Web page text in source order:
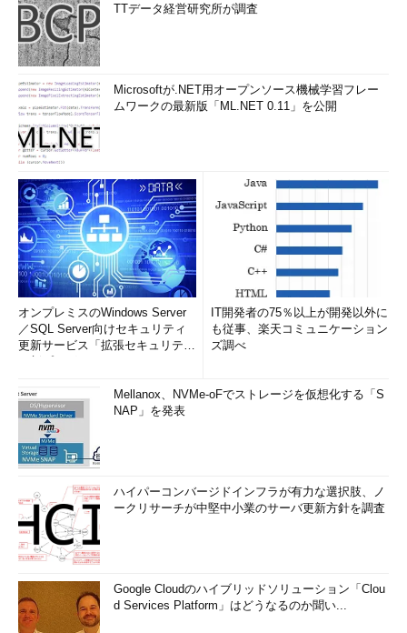
TTデータ経営研究所が調査
Microsoftが.NET用オープンソース機械学習フレー
ムワークの最新版「ML.NET 0.11」を公開
オンプレミスのWindows Server
／SQL Server向けセキュリティ
更新サービス「拡張セキュリティ
IT開発者の75％以上が開発以外に
も従事、楽天コミュニケーション
ズ調べ
Mellanox、NVMe-oFでストレージを仮想化する「S
NAP」を発表
ハイパーコンバージドインフラが有力な選択肢、ノ
ークリサーチが中堅中小業のサーバ更新方針を調査
Google Cloudのハイブリッドソリューション「Clou
d Services Platform」はどうなるのか聞い...